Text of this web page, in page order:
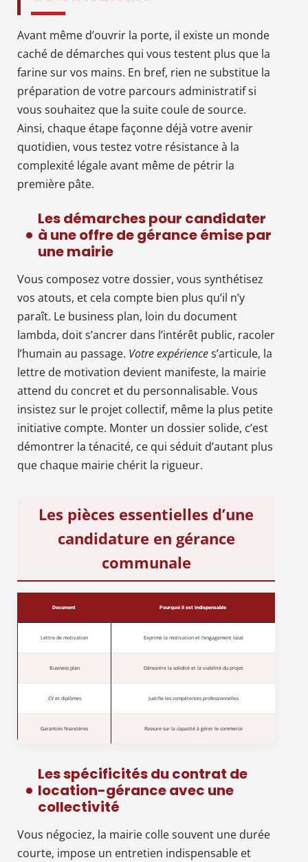
Avant même d’ouvrir la porte, il existe un monde
caché de démarches qui vous testent plus que la
farine sur vos mains. En bref, rien ne substitue la
préparation de votre parcours administratif si
vous souhaitez que la suite coule de source.
Ainsi, chaque étape façonne déjà votre avenir
quotidien, vous testez votre résistance à la
complexité légale avant même de pétrir la
première pâte.
Les démarches pour candidater
à une offre de gérance émise par
une mairie
Vous composez votre dossier, vous synthétisez
vos atouts, et cela compte bien plus qu’il n’y
paraît. Le business plan, loin du document
lambda, doit s’ancrer dans l’intérêt public, racoler
l’humain au passage. Votre expériences’articule, la
lettre de motivation devient manifeste, la mairie
attend du concret et du personnalisable. Vous
insistez sur le projet collectif, même la plus petite
initiative compte. Monter un dossier solide, c’est
démontrer la ténacité, ce qui séduit d’autant plus
que chaque mairie chérit la rigueur.
Les pièces essentielles d’une
candidature en gérance
communale
Document Pourquoi il est indispensable
Lettre de motivation Exprime la motivation et l’engagement local
Business plan Démontre la solidité et la viabilité du projet
CV et diplômes Justifie les compétences professionnelles
Garanties financières Rassure sur la capacité à gérer le commerce
Les spécificités du contrat de
location-gérance avec une
collectivité
Vous négociez, la mairie colle souvent une durée
courte, impose un entretien indispensable et